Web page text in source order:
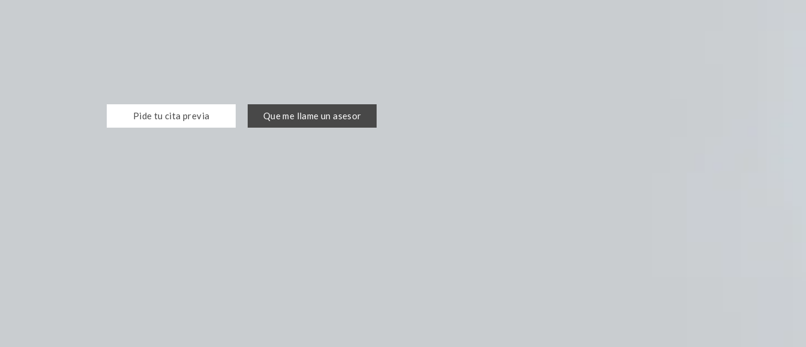
Pide tu cita previa Que me llame un asesor